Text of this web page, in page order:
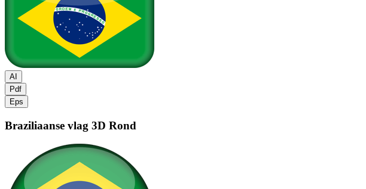
AI
Pdf
Eps
Braziliaanse vlag 3D Rond